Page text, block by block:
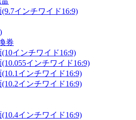
インチワイド16:9)
券
インチワイド16:9)
インチワイド16:9)
インチワイド16:9)
インチワイド16:9)
インチワイド16:9)